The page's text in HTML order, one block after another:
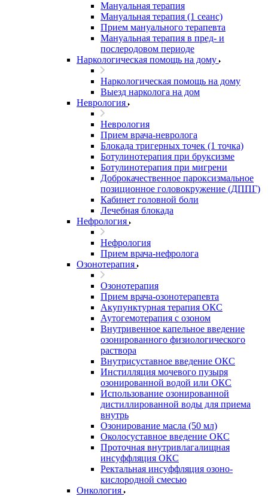
Мануальная терапия
Мануальная терапия (1 сеанс)
Прием мануального терапевта
Мануальная терапия в пред- и
послеродовом периоде
Наркологическая помощь на дому
Наркологическая помощь на дому
Выезд нарколога на дом
Неврология
Неврология
Прием врача-невролога
Блокада тригерных точек (1 точка)
Ботулинотерапия при бруксизме
Ботулинотерапия при мигрени
Доброкачественное пароксизмальное
позиционное головокружение (ДППГ)
Кабинет головной боли
Лечебная блокада
Нефрология
Нефрология
Прием врача-нефролога
Озонотерапия
Озонотерапия
Прием врача-озонотерапевта
Акупунктурная терапия ОКС
Аутогемотерапия с озоном
Внутривенное капельное введение
озонированного физиологического
раствора
Внутрисуставное введение ОКС
Инстилляция мочевого пузыря
озонированной водой или ОКС
Использование озонированной
дистиллированной воды для приема
внутрь
Озонирование масла (50 мл)
Околосуставное введение ОКС
Проточная внутривлагалищная
инсуффляция ОКС
Ректальная инсуффляция озоно-
кислородной смесью
Онкология